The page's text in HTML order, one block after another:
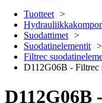
Tuotteet
Suodattimet
Suodatinelementit
Filtrec
D112G06B - Filtrec
D112G06B